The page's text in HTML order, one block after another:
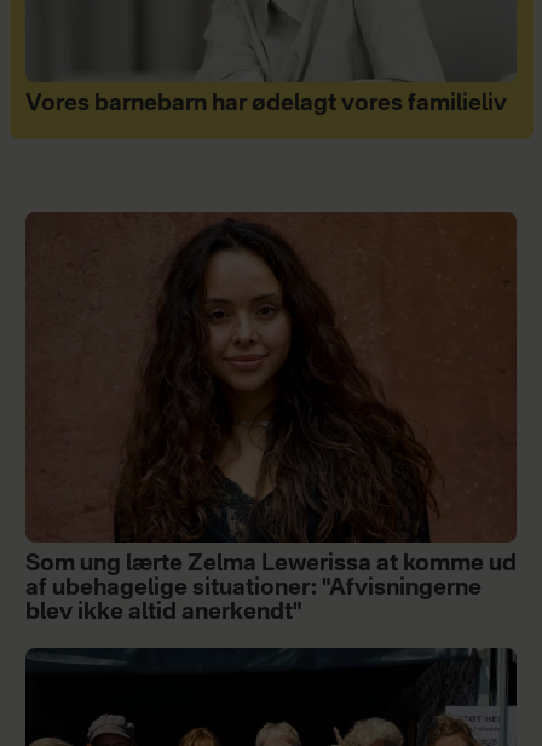
Vores barnebarn har ødelagt vores familieliv
Som ung lærte Zelma Lewerissa at komme ud
af ubehagelige situationer: "Afvisningerne
blev ikke altid anerkendt"